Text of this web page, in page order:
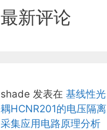
最新评论
shade 发表在 基线性光
耦HCNR201的电压隔离
采集应用电路原理分析